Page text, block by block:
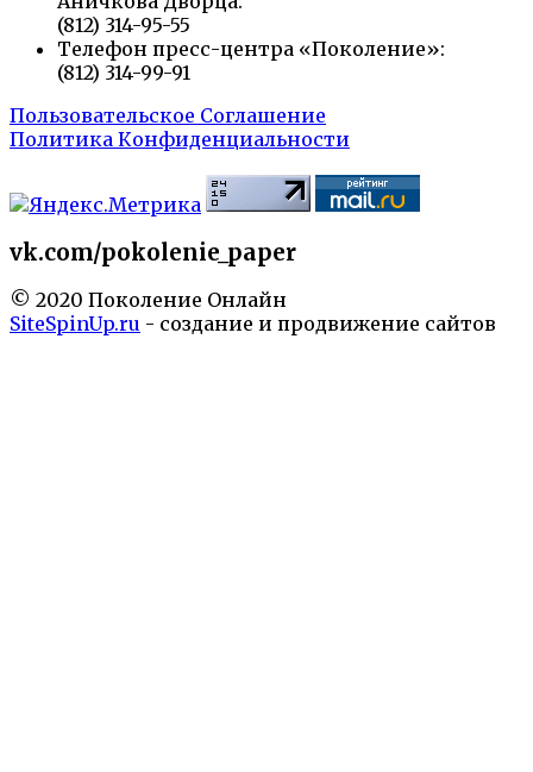
(812) 314-95-55
Телефон пресс-центра «Поколение»:
(812) 314-99-91
Пользовательское Соглашение
Политика Конфиденциальности
vk.com/pokolenie_paper
© 2020 Поколение Онлайн
SiteSpinUp.ru - создание и продвижение сайтов